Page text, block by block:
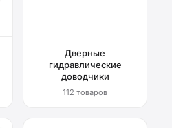
Дверные
гидравлические
доводчики
112 товаров